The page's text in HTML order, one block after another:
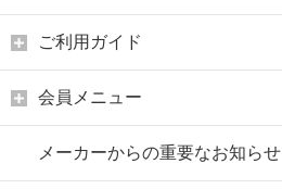
ご利用ガイド
会員メニュー
メーカーからの重要なお知らせ